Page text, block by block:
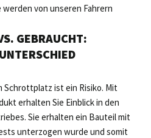
von unseren Fahrern
GEBRAUCHT:
Schrottplatz ist ein Risiko. Mit
erhalten Sie Einblick in den
Sie erhalten ein Bauteil mit
unterzogen wurde und somit